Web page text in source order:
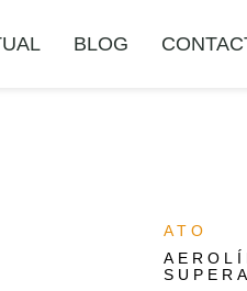
BLOG
ATO